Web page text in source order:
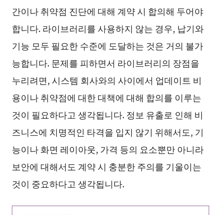
간이나 취약점 진단에 대해 계약 시 합의해 두어야
합니다. 라이브러리를 사용하지 않는 경우, 납기와
기능 모두 필요한 수준에 도달하는 것은 거의 불가
능합니다. 문제를 피하면서 라이브러리의 장점을
누리려면, 시스템 회사와의 사이에서 업데이트 비
용이나 취약점에 대한 대책에 대해 합의를 이루는
것이 필요하다고 생각됩니다. 정보 유출로 인해 비
즈니스에 치명적인 타격을 입지 않기 위해서도, 기
능이나 화면 레이아웃, 가격 등의 요소뿐만 아니라
보안에 대해서도 계약 시 충분한 주의를 기울이는
것이 중요하다고 생각됩니다.